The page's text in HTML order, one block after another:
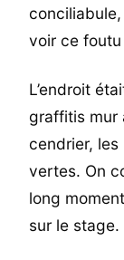
voir ce
L’endroit
graffitis mur
cendrier,
vertes. On
long
sur le stage.